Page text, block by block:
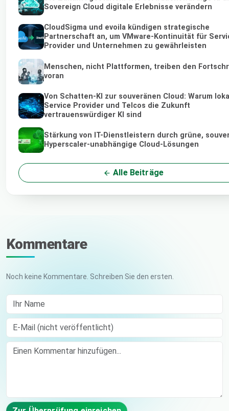
Sovereign Cloud digitale Erlebnisse verändern
CloudSigma und evoila kündigen strategische
Partnerschaft an, um VMware-Kontinuität für
Provider und Unternehmen zu gewährleisten
Menschen, nicht Plattformen, treiben den
voran
Von Schatten-KI zur souveränen Cloud: Warum
Service Provider und Telcos die Zukunft
vertrauenswürdiger KI sind
Stärkung von IT-Dienstleistern durch grüne,
Hyperscaler-unabhängige Cloud-Lösungen
Alle Beiträge
Kommentare
Noch keine Kommentare. Schreiben Sie den ersten.
Ihr Name
E-Mail (nicht veröffentlicht)
Comment